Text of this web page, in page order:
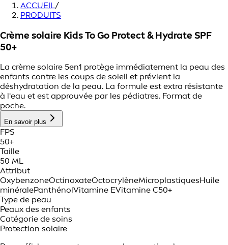
ACCUEIL/
PRODUITS
Crème solaire Kids To Go Protect & Hydrate SPF
50+
La crème solaire 5en1 protège immédiatement la peau des
enfants contre les coups de soleil et prévient la
déshydratation de la peau. La formule est extra résistante
à l'eau et est approuvée par les pédiatres. Format de
poche.
En savoir plus
FPS
50+
Taille
50 ML
Attribut
OxybenzoneOctinoxateOctocrylèneMicroplastiquesHuile
minéralePanthénolVitamine EVitamine C50+
Type de peau
Peaux des enfants
Catégorie de soins
Protection solaire